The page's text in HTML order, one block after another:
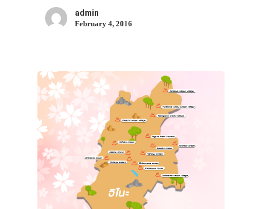
admin
February 4, 2016